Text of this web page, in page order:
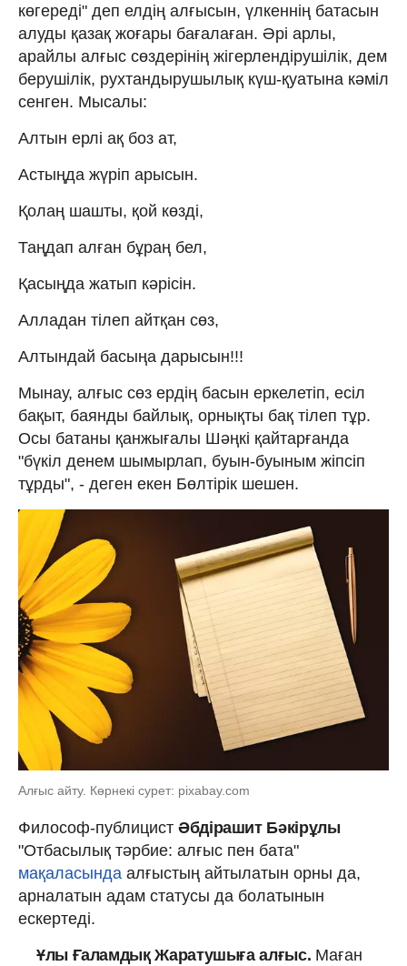
көгереді" деп елдің алғысын, үлкеннің батасын
алуды қазақ жоғары бағалаған. Әрі арлы,
арайлы алғыс сөздерінің жігерлендірушілік, дем
берушілік, рухтандырушылық күш-қуатына кәміл
сенген. Мысалы:
Алтын ерлі ақ боз ат,
Астыңда жүріп арысын.
Қолаң шашты, қой көзді,
Таңдап алған бұраң бел,
Қасыңда жатып кәрісін.
Алладан тілеп айтқан сөз,
Алтындай басыңа дарысын!!!
Мынау, алғыс сөз ердің басын еркелетіп, есіл
бақыт, баянды байлық, орнықты бақ тілеп тұр.
Осы батаны қанжығалы Шәңкі қайтарғанда
"бүкіл денем шымырлап, буын-буыным жіпсіп
тұрды", - деген екен Бөлтірік шешен.
Алғыс айту. Көрнекі сурет: pixabay.com
Философ‑публицист Әбдірашит Бәкірұлы
"Отбасылық тәрбие: алғыс пен бата"
мақаласында алғыстың айтылатын орны да,
арналатын адам статусы да болатынын
ескертеді.
Ұлы Ғаламдық Жаратушыға алғыс. Маған